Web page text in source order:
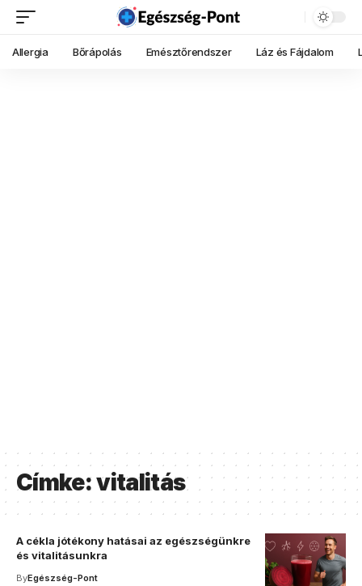
Allergia Bőrápolás Emésztőrendszer Láz és Fájdalom
Címke:vitalitás
A cékla jótékony hatásai az egészségünkre
és vitalitásunkra
ByEgészség-Pont